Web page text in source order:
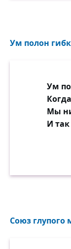
Ум полон
Ум
Мы
И
Союз